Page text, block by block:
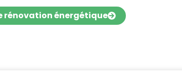
rénovation énergétique